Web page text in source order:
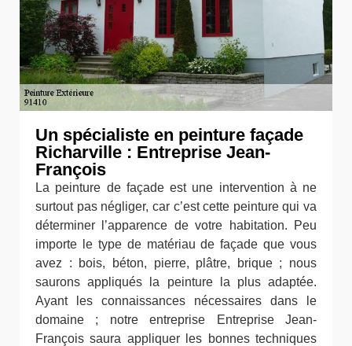
Un spécialiste en peinture façade
Richarville : Entreprise Jean-
François
La peinture de façade est une intervention à ne
surtout pas négliger, car c’est cette peinture qui va
déterminer l’apparence de votre habitation. Peu
importe le type de matériau de façade que vous
avez : bois, béton, pierre, plâtre, brique ; nous
saurons appliqués la peinture la plus adaptée.
Ayant les connaissances nécessaires dans le
domaine ; notre entreprise Entreprise Jean-
François saura appliquer les bonnes techniques